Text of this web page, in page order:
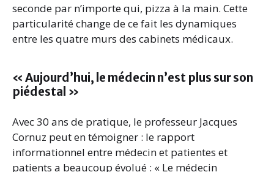
seconde par n’importe qui, pizza à la main. Cette
particularité change de ce fait les dynamiques
entre les quatre murs des cabinets médicaux.
« Aujourd’hui, le médecin n’est plus sur son
piédestal »
Avec 30 ans de pratique, le professeur Jacques
Cornuz peut en témoigner : le rapport
informationnel entre médecin et patientes et
patients a beaucoup évolué : « Le médecin